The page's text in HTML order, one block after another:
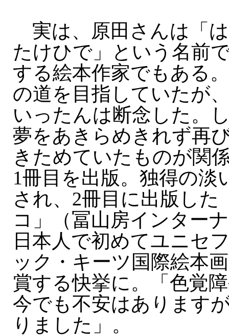
実は、原田さんは「
たけひで」という名前
する絵本作家でもある
の道を目指していたが
いったんは断念した。
夢をあきらめきれず再
きためていたものが関
1冊目を出版。独得の淡
され、2冊目に出版した
コ」（冨山房インター
日本人で初めてユニセ
ック・キーツ国際絵本
賞する快挙に。「色覚
今でも不安はあります
りました」。